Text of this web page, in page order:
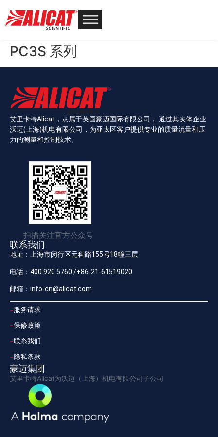
PC3S 系列
艾里卡特Alicat，隶属于英国豪迈国际有限公司， 通过其实体企业
沃迈(上海)机电有限公司，为亚太区客户提供专业的质量流量和压
力的测量和控制技术。
扫描关注官方公众号
联系我们
地址：上海市闵行区元科路155号18幢三层
电话：400 920 5760 /+86-21-61519020
邮箱：info-cn@alicat.com
服务请求
保修政策
联系我们
隐私条款
豪迈集团
艾里卡特Alicat为沃迈（上海）机电有限公司子公司